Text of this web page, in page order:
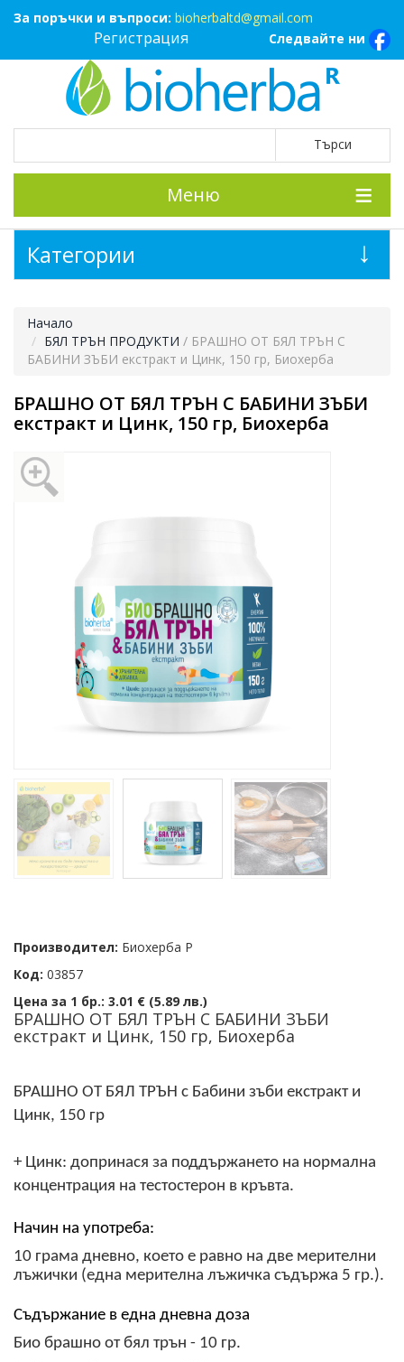
За поръчки и въпроси: bioherbaltd@gmail.com
Следвайте ни
Регистрация
Меню
Начало
БЯЛ ТРЪН ПРОДУКТИ / БРАШНО ОТ БЯЛ ТРЪН С
БАБИНИ ЗЪБИ екстракт и Цинк, 150 гр, Биохерба
БРАШНО ОТ БЯЛ ТРЪН С БАБИНИ ЗЪБИ
екстракт и Цинк, 150 гр, Биохерба
Производител: Биохерба Р
Код: 03857
Цена за 1 бр.: 3.01 € (5.89 лв.)
БРАШНО ОТ БЯЛ ТРЪН С БАБИНИ ЗЪБИ
екстракт и Цинк, 150 гр, Биохерба
БРАШНО ОТ БЯЛ ТРЪН с Бабини зъби екстракт и
Цинк, 150 гр
+ Цинк: допринася за поддържането на нормална
концентрация на тестостерон в кръвта.
Начин на употреба:
10 грама дневно, което е равно на две мерителни
лъжички (една мерителна лъжичка съдържа 5 гр.).
Съдържание в една дневна доза
Био брашно от бял трън - 10 гр.
Категории